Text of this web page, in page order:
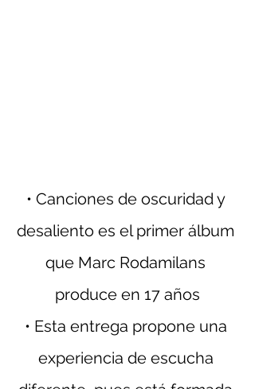
• Canciones de oscuridad y
desaliento es el primer álbum
que Marc Rodamilans
produce en 17 años
• Esta entrega propone una
experiencia de escucha